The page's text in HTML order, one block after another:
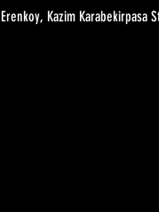
Erenkoy, Kazim Karabekirpasa